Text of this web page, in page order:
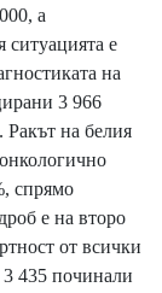
а
е
на
3 966
Ракът на белия
спрямо
е на второ
от всички
3 435 починали